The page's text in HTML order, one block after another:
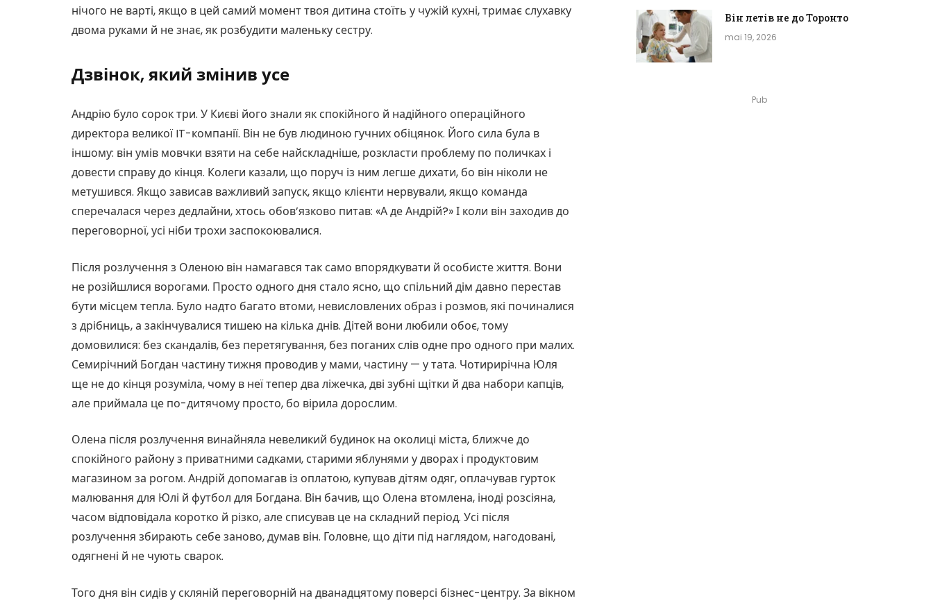
нічого не варті, якщо в цей самий момент твоя дитина стоїть у чужій кухні, тримає слухавку
двома руками й не знає, як розбудити маленьку сестру.
Дзвінок, який змінив усе
Андрію було сорок три. У Києві його знали як спокійного й надійного операційного
директора великої IT-компанії. Він не був людиною гучних обіцянок. Його сила була в
іншому: він умів мовчки взяти на себе найскладніше, розкласти проблему по поличках і
довести справу до кінця. Колеги казали, що поруч із ним легше дихати, бо він ніколи не
метушився. Якщо зависав важливий запуск, якщо клієнти нервували, якщо команда
сперечалася через дедлайни, хтось обов’язково питав: «А де Андрій?» І коли він заходив до
переговорної, усі ніби трохи заспокоювалися.
Після розлучення з Оленою він намагався так само впорядкувати й особисте життя. Вони
не розійшлися ворогами. Просто одного дня стало ясно, що спільний дім давно перестав
бути місцем тепла. Було надто багато втоми, невисловлених образ і розмов, які починалися
з дрібниць, а закінчувалися тишею на кілька днів. Дітей вони любили обоє, тому
домовилися: без скандалів, без перетягування, без поганих слів одне про одного при малих.
Семирічний Богдан частину тижня проводив у мами, частину — у тата. Чотирирічна Юля
ще не до кінця розуміла, чому в неї тепер два ліжечка, дві зубні щітки й два набори капців,
але приймала це по-дитячому просто, бо вірила дорослим.
Олена після розлучення винайняла невеликий будинок на околиці міста, ближче до
спокійного району з приватними садками, старими яблунями у дворах і продуктовим
магазином за рогом. Андрій допомагав із оплатою, купував дітям одяг, оплачував гурток
малювання для Юлі й футбол для Богдана. Він бачив, що Олена втомлена, іноді розсіяна,
часом відповідала коротко й різко, але списував це на складний період. Усі після
розлучення збирають себе заново, думав він. Головне, що діти під наглядом, нагодовані,
одягнені й не чують сварок.
Того дня він сидів у скляній переговорній на дванадцятому поверсі бізнес-центру. За вікном
Він летів не до Торонто
mai 19, 2026
Pub